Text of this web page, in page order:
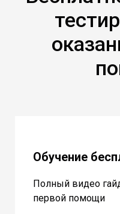
Обучение
Полный видео
первой помощи